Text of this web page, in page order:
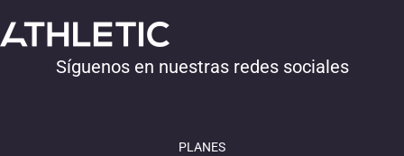
Síguenos en nuestras redes sociales
PLANES